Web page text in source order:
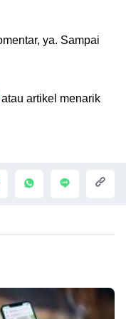
ya. Sampai
atau artikel menarik